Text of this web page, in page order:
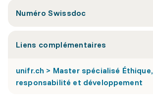
Numéro Swissdoc
Liens complémentaires
unifr.ch > Master spécialisé Éthique,
responsabilité et développement